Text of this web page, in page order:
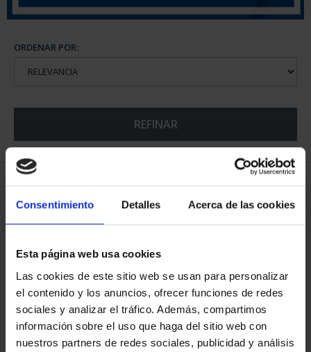
Consentimiento Detalles Acerca de las cookies
Esta página web usa cookies
Las cookies de este sitio web se usan para personalizar
el contenido y los anuncios, ofrecer funciones de redes
sociales y analizar el tráfico. Además, compartimos
información sobre el uso que haga del sitio web con
nuestros partners de redes sociales, publicidad y análisis
ORDENAR POR:
REFINAR
5 Productos encontrados